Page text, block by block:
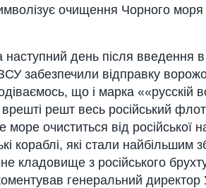
очищення Чорного моря
день після введення в
забезпечили відправку
що і марка ««русскій
решт весь російський
очиститься від російської
кораблі, які стали найбільшим
кладовище з російського
генеральний директор